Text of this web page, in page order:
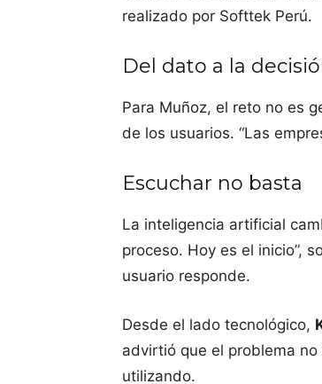
realizado por Softtek Perú.
Del dato a la
Para Muñoz, el reto no es
de los usuarios. “Las
Escuchar no basta
La inteligencia artificial
proceso. Hoy es el inicio”,
usuario responde.
Desde el lado tecnológico,
advirtió que el problema
utilizando.